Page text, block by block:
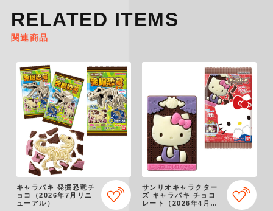
RELATED ITEMS
関連商品
キャラパキ 発掘恐竜チ
ョコ（2026年7月リニ
ューアル）
サンリオキャラクター
ズ キャラパキ チョコ
レート（2026年4月リ